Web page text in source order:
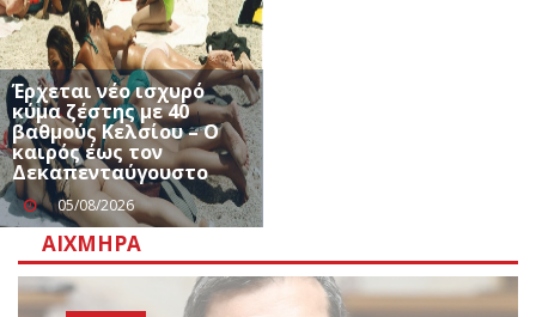
Έρχεται νέο ισχυρό
κύμα ζέστης με 40
βαθμούς Κελσίου – Ο
καιρός έως τον
Δεκαπενταύγουστο
05/08/2026
ΑΙΧΜΗΡΆ